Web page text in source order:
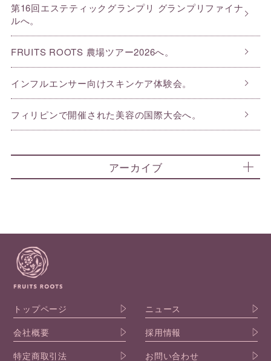
第16回エステティックグランプリ グランプリファイナ
ルへ。
FRUITS ROOTS 農場ツアー2026へ。
インフルエンサー向けスキンケア体験会。
フィリピンで開催された美容の国際大会へ。
アーカイブ
トップページ
ニュース
会社概要
採用情報
特定商取引法
お問い合わせ